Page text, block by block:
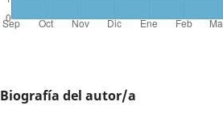
Biografía del autor/a